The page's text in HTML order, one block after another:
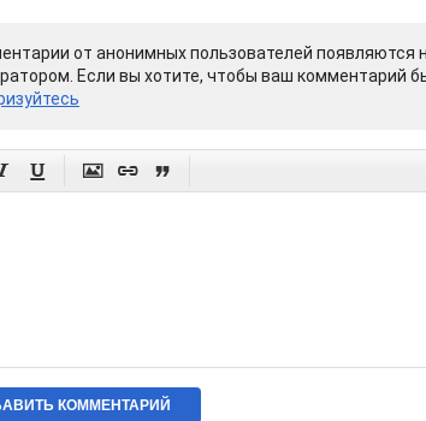
от анонимных пользователей появляются
Если вы хотите, чтобы ваш комментарий
   